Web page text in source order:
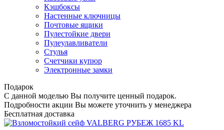
Кэшбоксы
Настенные ключницы
Почтовые ящики
Пулестойкие двери
Пулеулавливатели
Стулья
Счетчики купюр
Электронные замки
Подарок
С данной моделью Вы получите ценный подарок.
Подробности акции Вы можете уточнить у менеджера
Бесплатная доставка